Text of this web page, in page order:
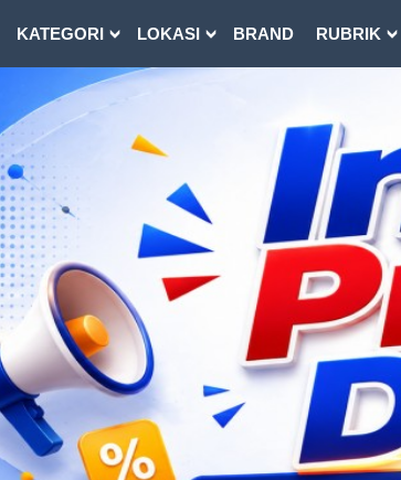
KATEGORI LOKASI BRAND RUBRIK
DOWNLOAD